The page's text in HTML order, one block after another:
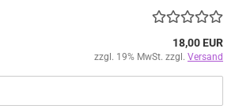
18,00 EUR
zzgl. 19% MwSt. zzgl. Versand